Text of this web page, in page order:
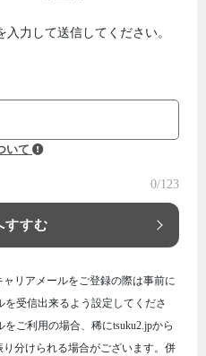
力して送信してください。
いて
0/123
すすむ
リアメールをご登録の際は事前に
を受信出来るよう設定してくださ
ご利用の場合、稀にtsuku2.jpから
分けられる場合がございます。併